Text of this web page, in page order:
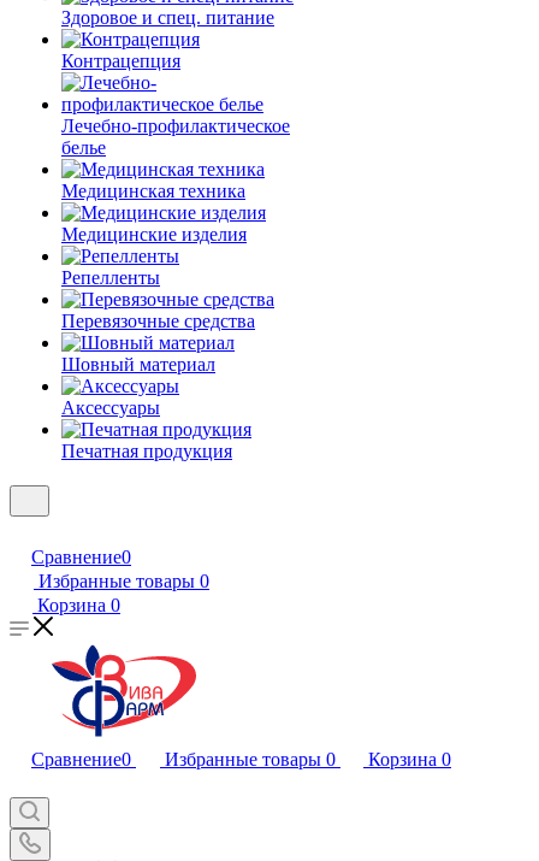
Здоровое и спец. питание
Контрацепция
Лечебно-профилактическое
белье
Медицинская техника
Медицинские изделия
Репелленты
Перевязочные средства
Шовный материал
Аксессуары
Печатная продукция
Сравнение0
Избранные товары 0
Корзина 0
Сравнение0 Избранные товары 0 Корзина 0